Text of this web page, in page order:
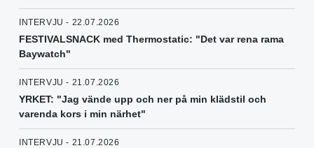
INTERVJU - 22.07.2026
FESTIVALSNACK med Thermostatic: "Det var rena rama
Baywatch"
INTERVJU - 21.07.2026
YRKET: "Jag vände upp och ner på min klädstil och
varenda kors i min närhet"
INTERVJU - 21.07.2026